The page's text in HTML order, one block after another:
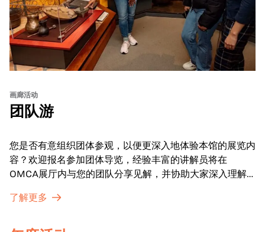
画廊活动
团队游
您是否有意组织团体参观，以便更深入地体验本馆的展览内
容？欢迎报名参加团体导览，经验丰富的讲解员将在
OMCA展厅内与您的团队分享见解，并协助大家深入理解
了解更多